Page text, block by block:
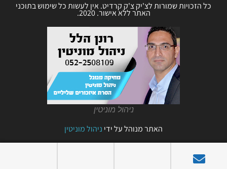
כל הזכויות שמורות לצ'יק צ'ק קרדיט. אין לעשות כל שימוש בתוכני
האתר ללא אישור. 2020.
ניהול מוניטין
האתר מנוהל על ידי ניהול מוניטין